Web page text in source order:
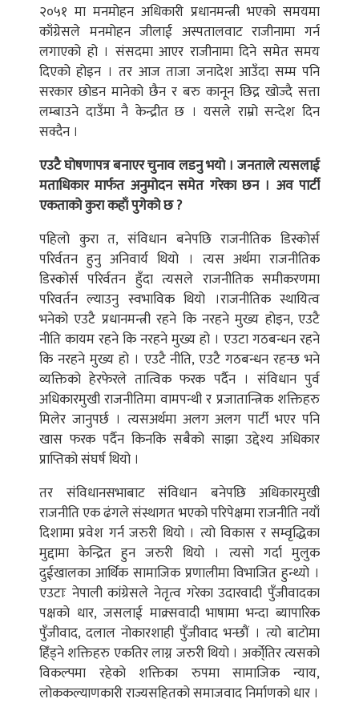
२०५१ मा मनमोहन अधिकारी प्रधानमन्त्री भएको समयमा
काँग्रेसले मनमोहन जीलाई अस्पतालवाट राजीनामा गर्न
लगाएको हो । संसदमा आएर राजीनामा दिने समेत समय
दिएको होइन । तर आज ताजा जनादेश आउँदा सम्म पनि
सरकार छोडन मानेको छैन र बरु कानून छिद्र खोज्दै सत्ता
लम्बाउने दाउँमा नै केन्द्रीत छ । यसले राम्रो सन्देश दिन
सक्दैन ।
एउटै घोषणापत्र बनाएर चुनाव लडनु भयो । जनताले त्यसलाई
मताधिकार मार्फत अनुमोदन समेत गरेका छन । अव पार्टी
एकताको कुरा कहाँ पुगेको छ ?
पहिलो कुरा त, संविधान बनेपछि राजनीतिक डिस्कोर्स
परिर्वतन हुनु अनिवार्य थियो । त्यस अर्थमा राजनीतिक
डिस्कोर्स परिर्वतन हुँदा त्यसले राजनीतिक समीकरणमा
परिवर्तन ल्याउनु स्वभाविक थियो ।राजनीतिक स्थायित्व
भनेको एउटै प्रधानमन्त्री रहने कि नरहने मुख्य होइन, एउटै
नीति कायम रहने कि नरहने मुख्य हो । एउटा गठबन्धन रहने
कि नरहने मुख्य हो । एउटै नीति, एउटै गठबन्धन रहन्छ भने
व्यक्तिको हेरफेरले तात्विक फरक पर्दैन । संविधान पुर्व
अधिकारमुखी राजनीतिमा वामपन्थी र प्रजातान्त्रिक शक्तिहरु
मिलेर जानुपर्छ । त्यसअर्थमा अलग अलग पार्टी भएर पनि
खास फरक पर्दैन किनकि सबैको साझा उद्देश्य अधिकार
प्राप्तिको संघर्ष थियो ।
तर संविधानसभाबाट संविधान बनेपछि अधिकारमुखी
राजनीति एक ढंगले संस्थागत भएको परिपेक्षमा राजनीति नयाँ
दिशामा प्रवेश गर्न जरुरी थियो । त्यो विकास र सम्वृद्धिका
मुद्दामा केन्द्रित हुन जरुरी थियो । त्यसो गर्दा मुलुक
दुईखालका आर्थिक सामाजिक प्रणालीमा विभाजित हुन्थ्यो ।
एउटाः नेपाली कांग्रेसले नेतृत्व गरेका उदारवादी पुँजीवादका
पक्षको धार, जसलाई माक्र्सवादी भाषामा भन्दा ब्यापारिक
पुँजीवाद, दलाल नोकारशाही पुँजीवाद भन्छौं । त्यो बाटोमा
हिँड्ने शक्तिहरु एकतिर लाग्न जरुरी थियो । अर्को्तिर त्यसको
विकल्पमा रहेको शक्तिका रुपमा सामाजिक न्याय,
लोककल्याणकारी राज्यसहितको समाजवाद निर्माणको धार ।